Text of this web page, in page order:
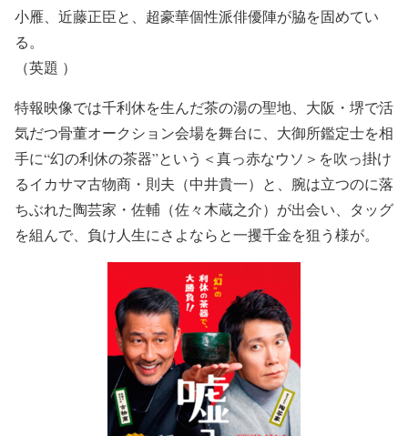
小雁、近藤正臣と、超豪華個性派俳優陣が脇を固めてい
る。
（英題 ）
特報映像では千利休を生んだ茶の湯の聖地、大阪・堺で活
気だつ骨董オークション会場を舞台に、大御所鑑定士を相
手に“幻の利休の茶器”という＜真っ赤なウソ＞を吹っ掛け
るイカサマ古物商・則夫（中井貴一）と、腕は立つのに落
ちぶれた陶芸家・佐輔（佐々木蔵之介）が出会い、タッグ
を組んで、負け人生にさよならと一攫千金を狙う様が。